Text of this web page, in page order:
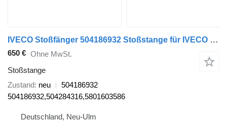
IVECO Stoßfänger 504186932 Stoßstange für IVECO Stralis LKW
650 € Ohne MwSt.
Stoßstange
Zustand
neu
504186932
504186932,504284316,5801603586
Deutschland, Neu-Ulm